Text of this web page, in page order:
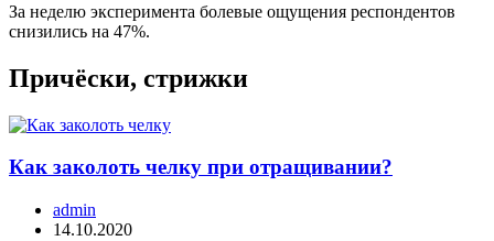
За неделю эксперимента болевые ощущения респондентов
снизились на 47%.
Причёски, стрижки
Как заколоть челку при отращивании?
admin
14.10.2020